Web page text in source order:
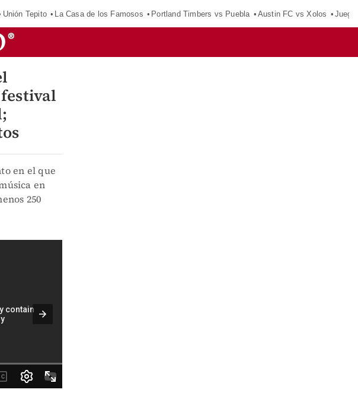
Unión Tepito La Casa de los Famosos Portland Timbers vs Puebla Austin FC vs Xolos
festival
en el que
en
250